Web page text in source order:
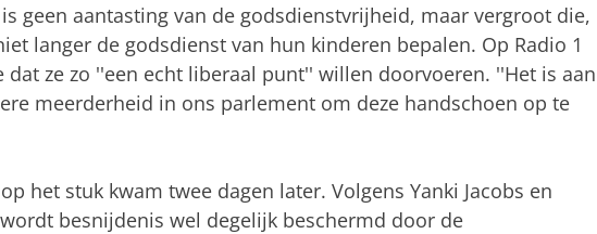
geen aantasting van de godsdienstvrijheid, maar vergroot die,
langer de godsdienst van hun kinderen bepalen. Op Radio 1
dat ze zo ''een echt liberaal punt'' willen doorvoeren. ''Het is aan
meerderheid in ons parlement om deze handschoen op te
het stuk kwam twee dagen later. Volgens Yanki Jacobs en
besnijdenis wel degelijk beschermd door de